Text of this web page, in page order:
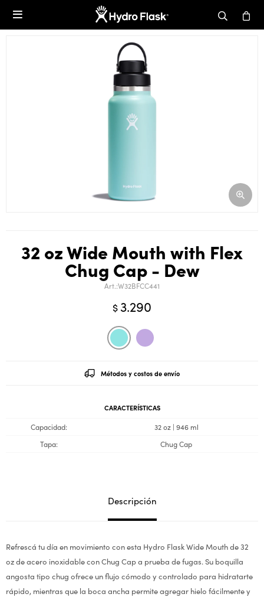

32 oz Wide Mouth with Flex
Chug Cap - Dew
W32BFCC441
$ 3.290
Métodos y costos de envío
CARACTERÍSTICAS
Capacidad
32 oz | 946 ml
Tapa
Chug Cap
Descripción
Refrescá tu día en movimiento con esta Hydro Flask Wide Mouth de 32
oz de acero inoxidable con Chug Cap a prueba de fugas. Su boquilla
angosta tipo chug ofrece un flujo cómodo y controlado para hidratarte
rápido, mientras que la boca ancha permite agregar hielo fácilmente y